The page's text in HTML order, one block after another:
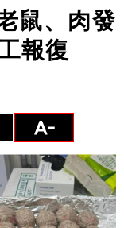
鼠、肉發
報復